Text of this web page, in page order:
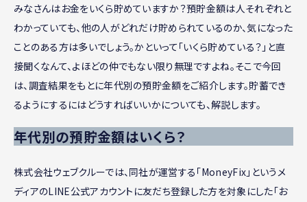
みなさんはお金をいくら貯めていますか？預貯金額は人それぞれと
わかっていても、他の人がどれだけ貯められているのか、気になった
ことのある方は多いでしょう。かといって「いくら貯めている？」と直
接聞くなんて、よほどの仲でもない限り無理ですよね。そこで今回
は、調査結果をもとに年代別の預貯金額をご紹介します。貯蓄でき
るようにするにはどうすればいいかについても、解説します。
年代別の預貯金額はいくら？
株式会社ウェブクルーでは、同社が運営する「MoneyFix」というメ
ディアのLINE公式アカウントに友だち登録した方を対象にした「お